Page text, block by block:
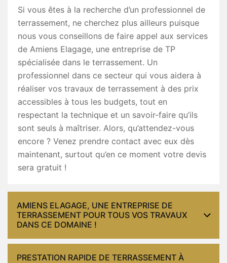
Si vous êtes à la recherche d’un professionnel de
terrassement, ne cherchez plus ailleurs puisque
nous vous conseillons de faire appel aux services
de Amiens Elagage, une entreprise de TP
spécialisée dans le terrassement. Un
professionnel dans ce secteur qui vous aidera à
réaliser vos travaux de terrassement à des prix
accessibles à tous les budgets, tout en
respectant la technique et un savoir-faire qu’ils
sont seuls à maîtriser. Alors, qu’attendez-vous
encore ? Venez prendre contact avec eux dès
maintenant, surtout qu’en ce moment votre devis
sera gratuit !
AMIENS ELAGAGE, UNE ENTREPRISE DE
TERRASSEMENT POUR TOUS VOS TRAVAUX
DANS CE DOMAINE !
PRESTATION RAPIDE DE TERRASSEMENT À